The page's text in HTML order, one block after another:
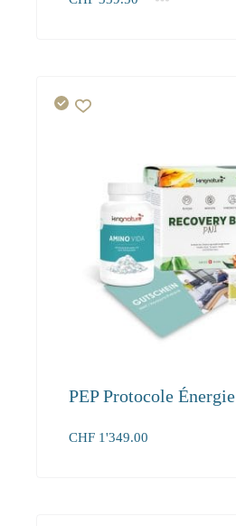
1+
PEP Protocole Énergie
CHF 1'349.00